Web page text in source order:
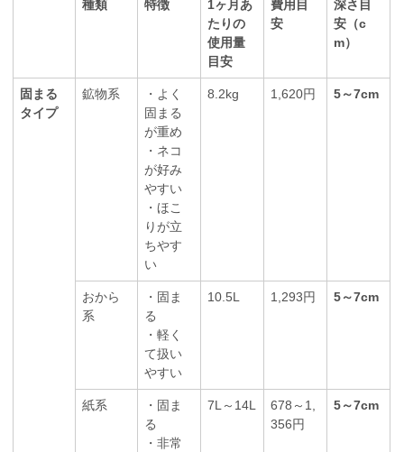
種類 特徴
1ヶ月あ
たりの
使用量
目安
費用目
安
深さ目
安（c
m）
固まる
タイプ
鉱物系
・よく
固まる
が重め
・ネコ
が好み
やすい
・ほこ
りが立
ちやす
い
8.2kg 1,620円 5～7cm
おから
系
・固ま
る
・軽く
て扱い
やすい
10.5L 1,293円 5～7cm
紙系
・固ま
る
・非常
7L～14L
678～1,
356円
5～7cm